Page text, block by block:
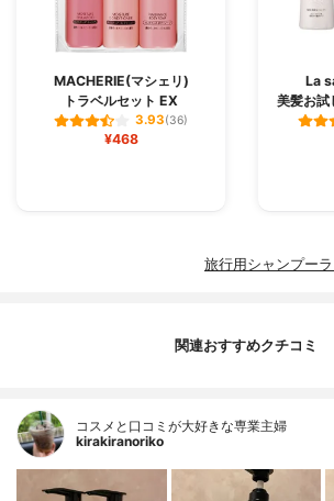
MACHERIE(マシェリ)
トラベルセット EX
3.93(36)
¥468
La
美髪お試
旅行用シャンプー
関連おすすめクチコミ
コスメと口コミが大好きな専業主婦
kirakiranoriko